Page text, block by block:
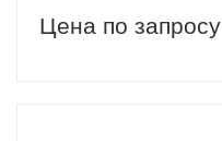
Цена по запросу